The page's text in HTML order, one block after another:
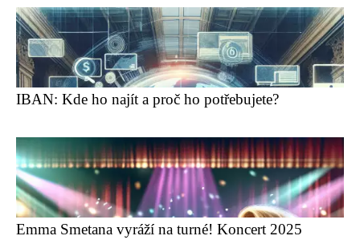
IBAN: Kde ho najít a proč ho potřebujete?
Emma Smetana vyráží na turné! Koncert 2025